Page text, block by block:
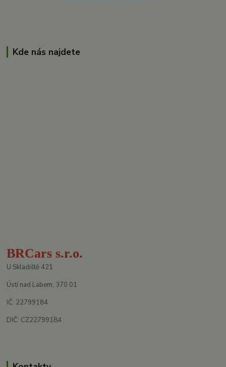
Kde nás najdete
BRCars s.r.o.
U Skladiště 421
Ústí nad Labem, 370 01
IČ: 22799184
DIČ: CZ22799184